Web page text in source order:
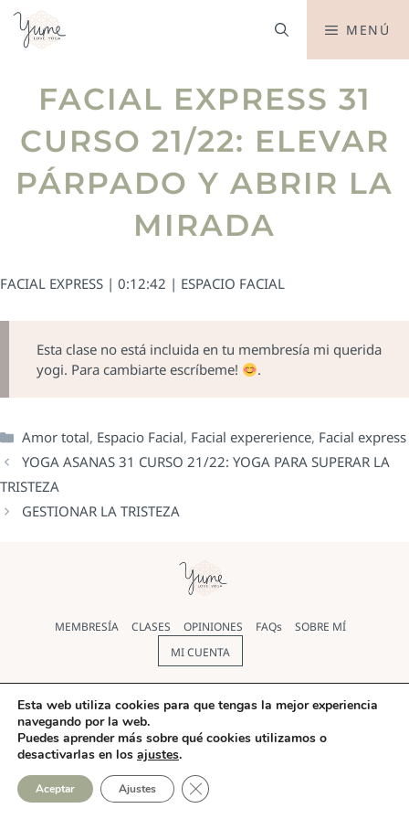
MENÚ
FACIAL EXPRESS 31
CURSO 21/22: ELEVAR
PÁRPADO Y ABRIR LA
MIRADA
FACIAL EXPRESS | 0:12:42 | ESPACIO FACIAL
Esta clase no está incluida en tu membresía mi querida
yogi. Para cambiarte escríbeme!
.
Amor total, Espacio Facial, Facial expererience, Facial express
YOGA ASANAS 31 CURSO 21/22: YOGA PARA SUPERAR LA
TRISTEZA
GESTIONAR LA TRISTEZA
MEMBRESÍA CLASES OPINIONES FAQs
SOBRE MÍ
MI CUENTA
Política de cookies| Política de Privacidad|Aviso legal|
Términos y condiciones
© Yoga Yume 2026 |Diseño web
Esta web utiliza cookies para que tengas la mejor experiencia
navegando por la web.
Puedes aprender más sobre qué cookies utilizamos o
desactivarlas en los ajustes.
Aceptar Ajustes CERRAR EL BANNER DE